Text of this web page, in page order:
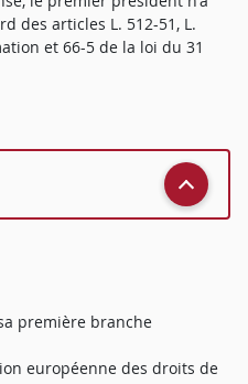
des articles L. 512-51, L.
et 66-5 de la loi du 31
première branche
européenne des droits de